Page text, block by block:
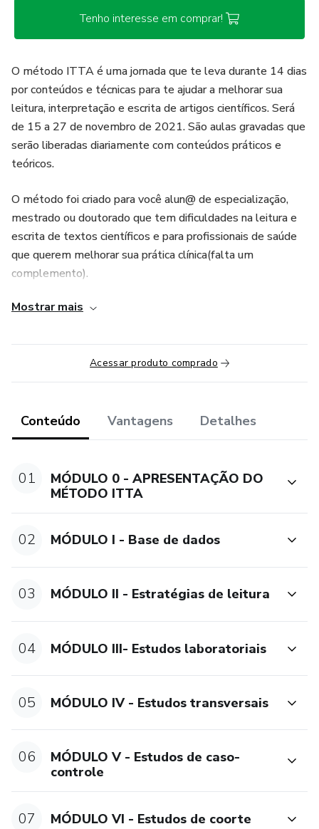
Tenho interesse em comprar!
O método ITTA é uma jornada que te leva durante 14 dias
por conteúdos e técnicas para te ajudar a melhorar sua
leitura, interpretação e escrita de artigos científicos. Será
de 15 a 27 de novembro de 2021. São aulas gravadas que
serão liberadas diariamente com conteúdos práticos e
teóricos.
O método foi criado para você alun@ de especialização,
mestrado ou doutorado que tem dificuldades na leitura e
escrita de textos científicos e para profissionais de saúde
que querem melhorar sua prática clínica(falta um
complemento).
O ITAA veio para resolver o problema pela raiz e sem
Mostrar mais
Acessar produto comprado
Conteúdo Vantagens Detalhes
01
MÓDULO 0 - APRESENTAÇÃO DO
MÉTODO ITTA
02 MÓDULO I - Base de dados
03 MÓDULO II - Estratégias de leitura
04 MÓDULO III- Estudos laboratoriais
05 MÓDULO IV - Estudos transversais
06
MÓDULO V - Estudos de caso-
controle
07 MÓDULO VI - Estudos de coorte